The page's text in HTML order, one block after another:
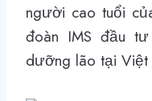
người cao tuổi
đoàn IMS đầu
dưỡng lão tại Việt